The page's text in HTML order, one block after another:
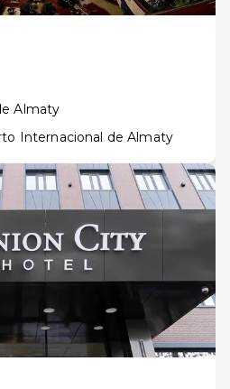
Almaty
Internacional de Almaty